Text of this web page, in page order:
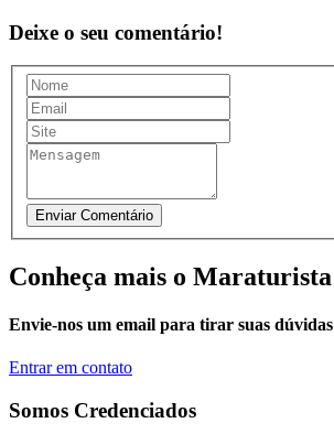
Deixe o seu comentário!
Conheça mais o Maraturista
Envie-nos um email para tirar suas dúvidas
Entrar em contato
Somos Credenciados